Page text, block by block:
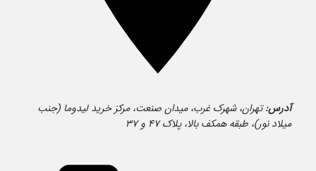
آدرس:تهران، شهرک غرب، میدان صنعت، مرکز خرید لیدوما (جنب
میلاد نور)، طبقه همکف بالا، پلاک ۴۷ و ۳۷